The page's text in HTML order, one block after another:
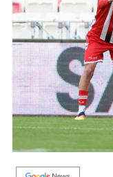
GALERİ
VİDEO
YAZARLAR
BİZE
ULAŞIN
Künye